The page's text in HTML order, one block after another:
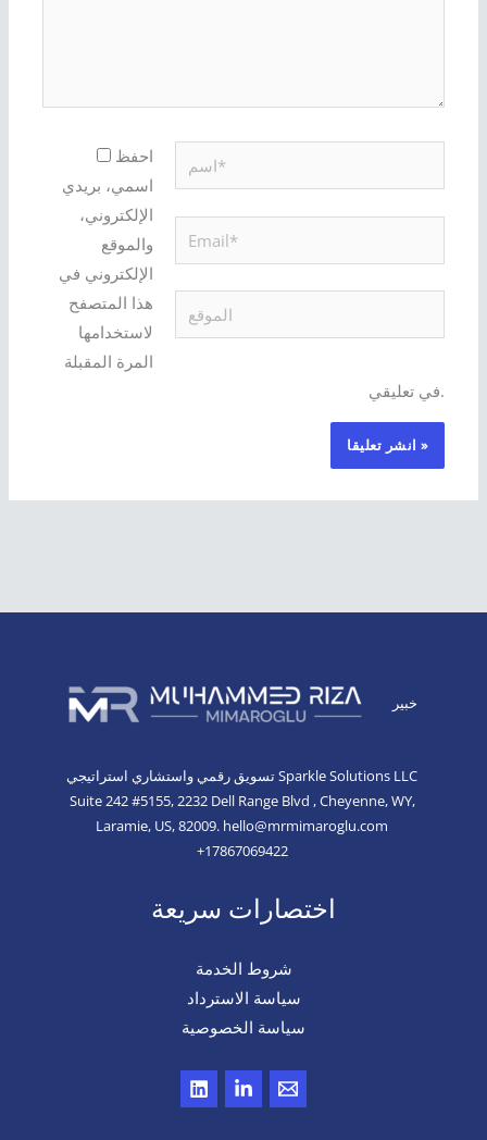
احفظ
اسمي، بريدي
الإلكتروني،
والموقع
الإلكتروني في
هذا المتصفح
لاستخدامها
المرة المقبلة
في تعليقي.
خبير
Sparkle Solutions LLC
Suite 242 #5155, 2232 Dell Range Blvd , Cheyenne, WY,
Laramie, US, 82009. hello@mrmimaroglu.com
+17867069422
اختصارات سريعة
شروط الخدمة
سياسة الاسترداد
سياسة الخصوصية